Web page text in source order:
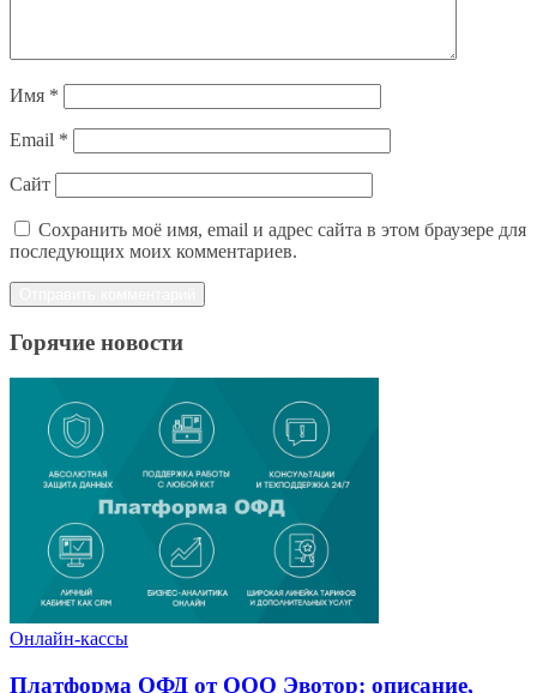
Имя *
Email *
Сайт
Сохранить моё имя, email и адрес сайта в этом браузере для
последующих моих комментариев.
Горячие новости
Онлайн-кассы
Платформа ОФД от ООО Эвотор: описание,